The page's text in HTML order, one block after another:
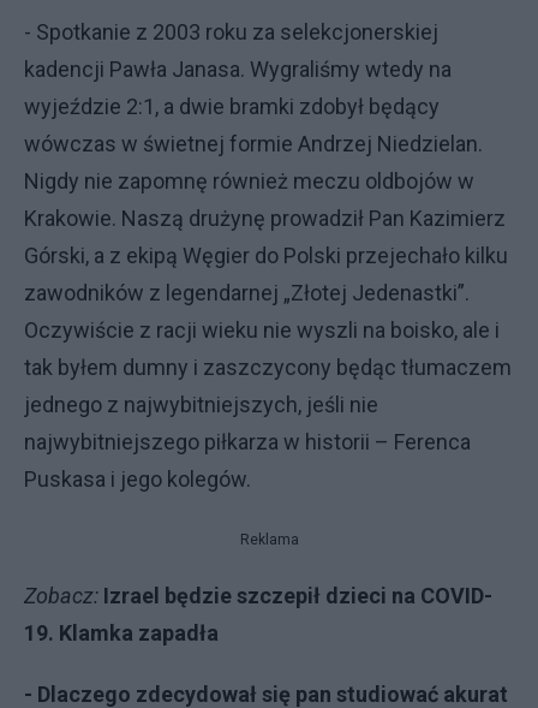
- Spotkanie z 2003 roku za selekcjonerskiej
kadencji Pawła Janasa. Wygraliśmy wtedy na
wyjeździe 2:1, a dwie bramki zdobył będący
wówczas w świetnej formie Andrzej Niedzielan.
Nigdy nie zapomnę również meczu oldbojów w
Krakowie. Naszą drużynę prowadził Pan Kazimierz
Górski, a z ekipą Węgier do Polski przejechało kilku
zawodników z legendarnej „Złotej Jedenastki”.
Oczywiście z racji wieku nie wyszli na boisko, ale i
tak byłem dumny i zaszczycony będąc tłumaczem
jednego z najwybitniejszych, jeśli nie
najwybitniejszego piłkarza w historii – Ferenca
Puskasa i jego kolegów.
Reklama
Zobacz: Izrael będzie szczepił dzieci na COVID-
19. Klamka zapadła
- Dlaczego zdecydował się pan studiować akurat